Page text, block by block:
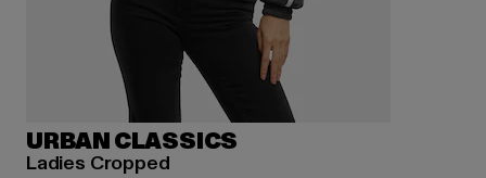
URBAN CLASSICS
Ladies Cropped